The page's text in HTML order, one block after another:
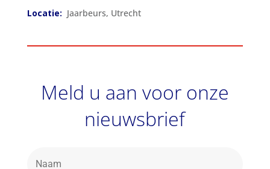
Locatie: Jaarbeurs, Utrecht
Meld u aan voor onze
nieuwsbrief